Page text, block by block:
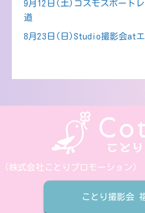
9月12日(土)コスモスポート
道
8月23日(日)Studio撮影会at
（株式会社ことりプロモーション）
ことり撮影会